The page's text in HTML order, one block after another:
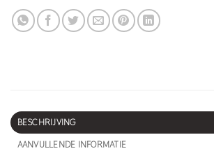
BESCHRIJVING
AANVULLENDE INFORMATIE